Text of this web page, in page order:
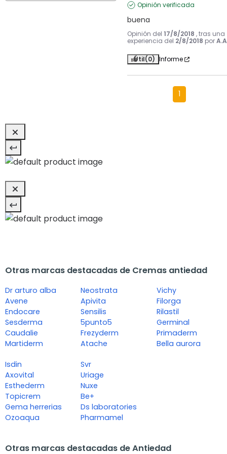
Opinión verificada
buena
Opinión del 17/8/2018 , tras una
experiencia del 2/8/2018 por
Útil(0) Informe
1
Otras marcas destacadas de Cremas antiedad
Dr arturo alba
Avene
Endocare
Sesderma
Caudalie
Martiderm
Neostrata
Apivita
Sensilis
5punto5
Frezyderm
Atache
Vichy
Filorga
Rilastil
Germinal
Primaderm
Bella aurora
Isdin
Axovital
Esthederm
Topicrem
Gema herrerias
Ozoaqua
Svr
Uriage
Nuxe
Be+
Ds laboratories
Pharmamel
Otras marcas destacadas de Antiedad